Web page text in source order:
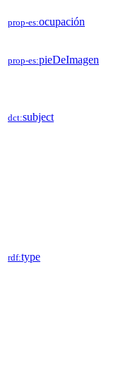
prop-es:ocupación
prop-es:pieDeImagen
dct:subject
rdf:type